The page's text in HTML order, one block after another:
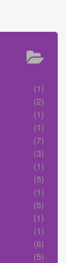
(1)
(2)
(1)
(1)
(7)
(3)
(1)
(5)
(1)
(5)
(1)
(1)
(6)
(5)